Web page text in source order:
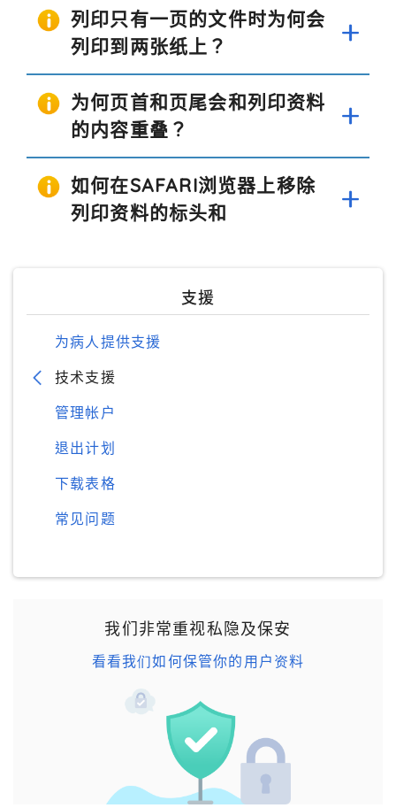
列印只有一页的文件时为何会
列印到两张纸上？
为何页首和页尾会和列印资料
的内容重叠？
如何在SAFARI浏览器上移除
列印资料的标头和
支援
为病人提供支援
技术支援
管理帐户
退出计划
下载表格
常见问题
我们非常重视私隐及保安
看看我们如何保管你的用户资料